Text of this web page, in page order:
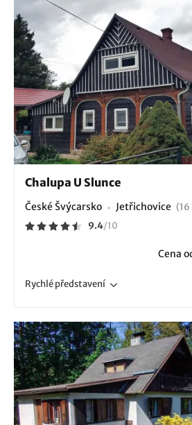
Chalupa U Slunce
České Švýcarsko Jetřichovice
9.4/10
Cena
Rychlépředstavení